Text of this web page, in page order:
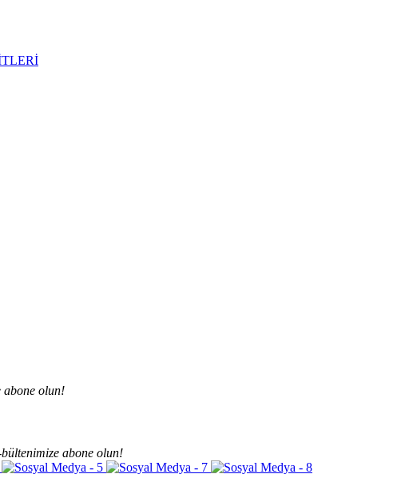
abone olun!
abone olun!